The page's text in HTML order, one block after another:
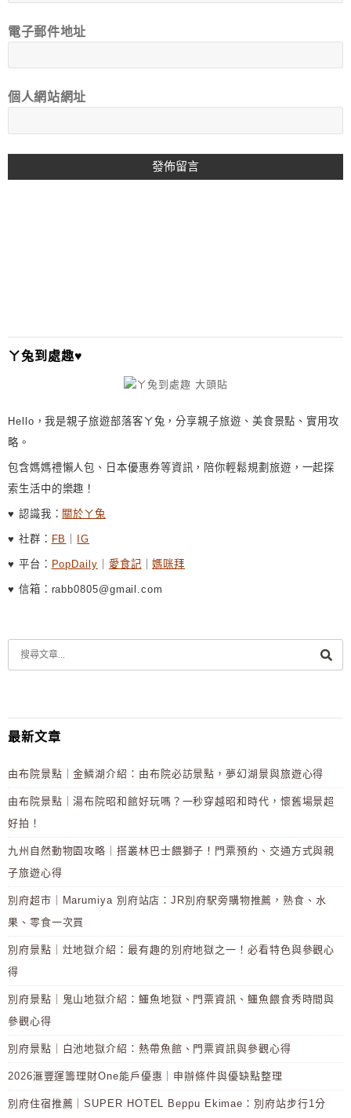
電子郵件地址
個人網站網址
I
V
ㄚ兔到處趣♥
Hello，我是親子旅遊部落客ㄚ兔，分享親子旅遊、美食景點、實用攻
略。
包含媽媽禮懶人包、日本優惠券等資訊，陪你輕鬆規劃旅遊，一起探
索生活中的樂趣！
♥ 認識我： 關於ㄚ兔
♥ 社群： FB IG
♥ 平台： PopDaily 愛食記 ｜媽咪拜
♥ 信箱：rabb0805@gmail.com
最新文章
由布院景點｜金鱗湖介紹：由布院必訪景點，夢幻湖景與旅遊心得
由布院景點｜湯布院昭和館好玩嗎？一秒穿越昭和時代，懷舊場景超
好拍！
九州自然動物園攻略｜搭叢林巴士餵獅子！門票預約、交通方式與親
子旅遊心得
別府超市｜Marumiya 別府站店：JR別府駅旁購物推薦，熟食、水
果、零食一次買
別府景點｜灶地獄介紹：最有趣的別府地獄之一！必看特色與參觀心
得
別府景點｜鬼山地獄介紹：鱷魚地獄、門票資訊、鱷魚餵食秀時間與
參觀心得
別府景點｜白池地獄介紹：熱帶魚館、門票資訊與參觀心得
2026滙豐運籌理財One能戶優惠｜申辦條件與優缺點整理
別府住宿推薦｜SUPER HOTEL Beppu Ekimae：別府站步行1分